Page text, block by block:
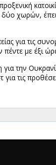
δύο χωρών,
για τις
με έξι
την
τις